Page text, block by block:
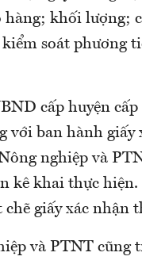
hàng; khối lượng;
soát phương
cấp huyện
với ban hành
nghiệp và
kê khai thực
giấy xác nhận
và PTNT cũng